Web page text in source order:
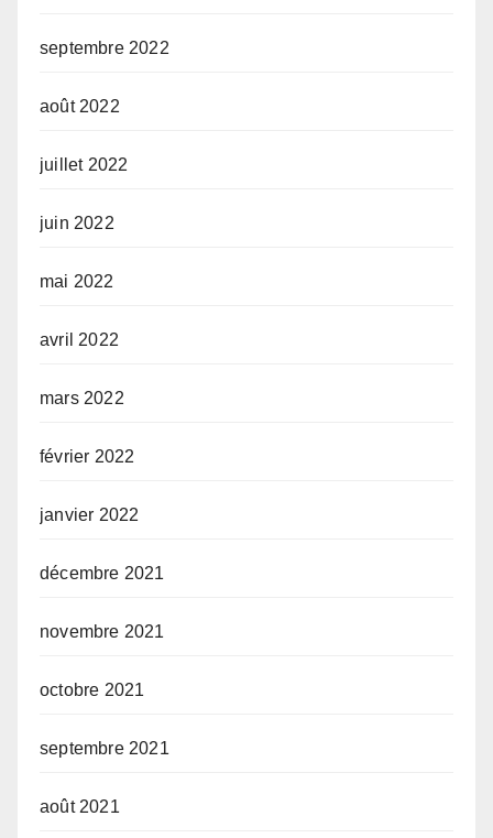
septembre 2022
août 2022
juillet 2022
juin 2022
mai 2022
avril 2022
mars 2022
février 2022
janvier 2022
décembre 2021
novembre 2021
octobre 2021
septembre 2021
août 2021